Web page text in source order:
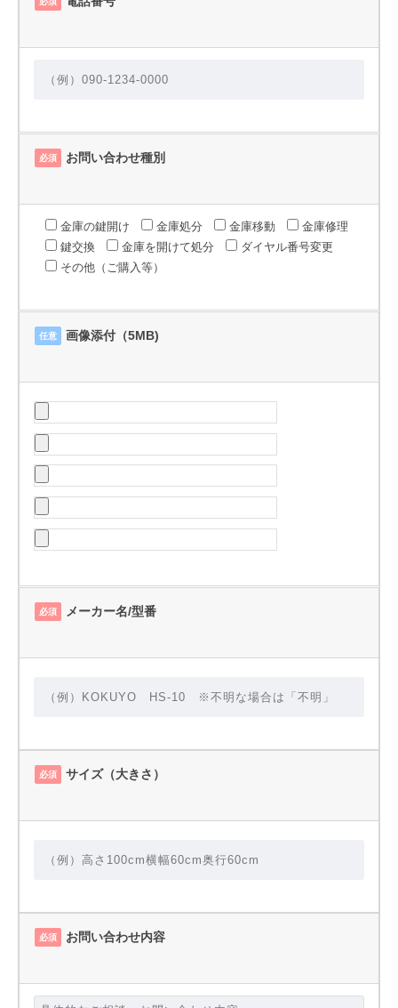
必須 お問い合わせ種別
金庫の鍵開け 金庫処分 金庫移動
金庫修理
鍵交換
金庫を開けて処分
ダイヤル番号変更
その他（ご購入等）
任意 画像添付（5MB)
必須 メーカー名/型番
必須 サイズ（大きさ）
必須 お問い合わせ内容